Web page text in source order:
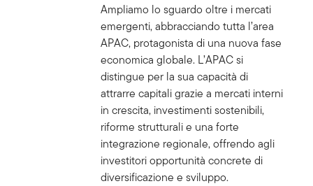
Ampliamo lo sguardo oltre i mercati
emergenti, abbracciando tutta l’area
APAC, protagonista di una nuova fase
economica globale. L’APAC si
distingue per la sua capacità di
attrarre capitali grazie a mercati interni
in crescita, investimenti sostenibili,
riforme strutturali e una forte
integrazione regionale, offrendo agli
investitori opportunità concrete di
diversificazione e sviluppo.